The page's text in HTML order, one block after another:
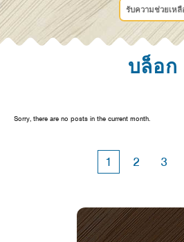
รับความช่วยเห
บล็อก
Sorry, there are no posts in the current month.
1 2 3